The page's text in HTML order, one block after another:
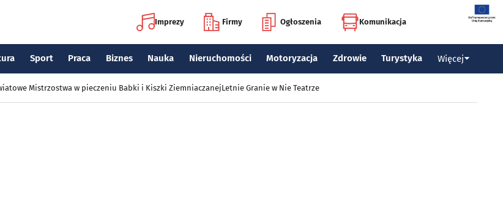
Imprezy Firmy Ogłoszenia Komunikacja
Sport Praca Biznes Nauka Nieruchomości Motoryzacja Zdrowie Turystyka Więcej
Mistrzostwa w pieczeniu Babki i Kiszki ZiemniaczanejLetnie Granie w Nie Teatrze